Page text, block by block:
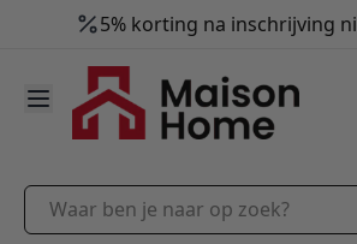
5% korting na inschrijving
Persoonlijk 9.9 /
Ga naar de inhoud
Waar ben je naar op zoek?